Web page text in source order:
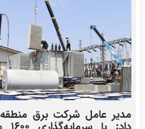
مدیر عامل شرکت برق